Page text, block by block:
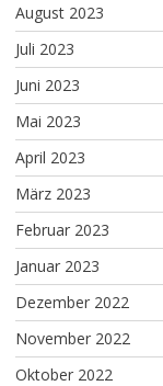
August 2023
Juli 2023
Juni 2023
Mai 2023
April 2023
März 2023
Februar 2023
Januar 2023
Dezember 2022
November 2022
Oktober 2022